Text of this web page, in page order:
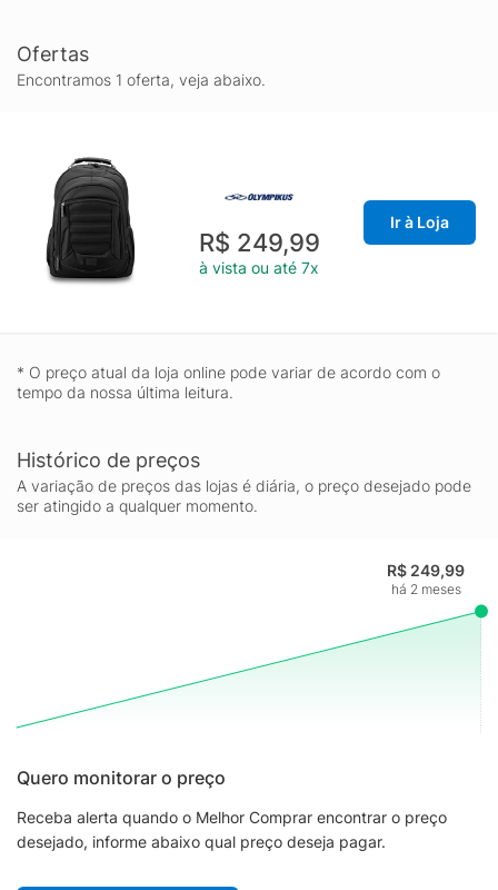
Ofertas
Encontramos 1 oferta, veja abaixo.
R$ 249,99
à vista ou até 7x
Ir à Loja
* O preço atual da loja online pode variar de acordo com o
tempo da nossa última leitura.
Histórico de preços
A variação de preços das lojas é diária, o preço desejado pode
ser atingido a qualquer momento.
R$ 249,99
há 2 meses
Quero monitorar o preço
Receba alerta quando o Melhor Comprar encontrar o preço
desejado, informe abaixo qual preço deseja pagar.